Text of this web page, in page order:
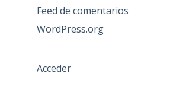
Feed de comentarios
WordPress.org
Acceder